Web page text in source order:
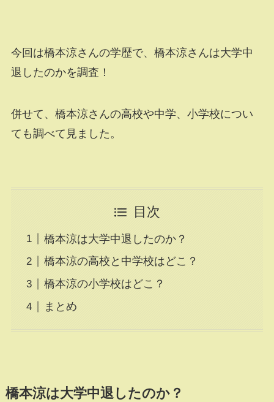
今回は橋本涼さんの学歴で、橋本涼さんは大学中
退したのかを調査！
併せて、橋本涼さんの高校や中学、小学校につい
ても調べて見ました。
目次
橋本涼は大学中退したのか？
橋本涼の高校と中学校はどこ？
橋本涼の小学校はどこ？
まとめ
橋本涼は大学中退したのか？